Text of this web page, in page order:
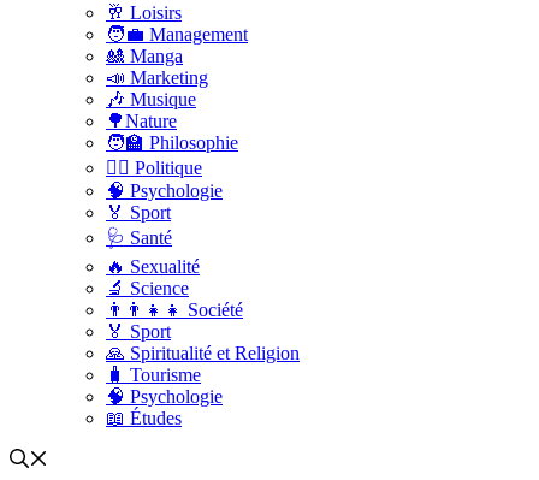
🥂 Loisirs
🧑‍💼 Management
🎎 Manga
📣 Marketing
🎶 Musique
🌳Nature
🧑‍🏫 Philosophie
👨‍⚖️ Politique
🧠 Psychologie
🏅 Sport
🩺 Santé
🔥 Sexualité
🔬 Science
👨‍👨‍👧‍👧 Société
🏅 Sport
🙏 Spiritualité et Religion
🧳 Tourisme
🧠 Psychologie
📖 Études